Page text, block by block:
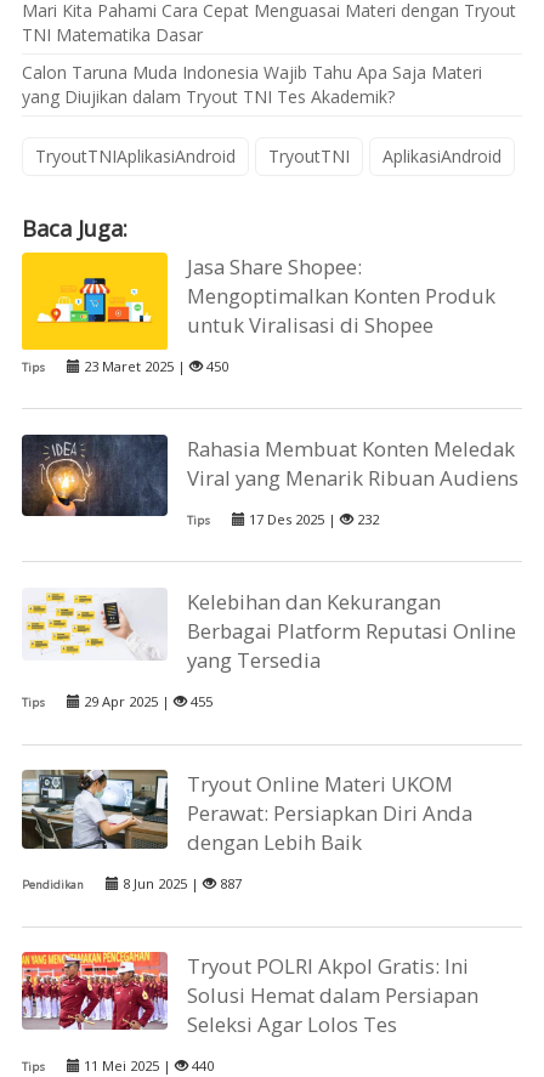
Mari Kita Pahami Cara Cepat Menguasai Materi dengan Tryout
TNI Matematika Dasar
Calon Taruna Muda Indonesia Wajib Tahu Apa Saja Materi
yang Diujikan dalam Tryout TNI Tes Akademik?
TryoutTNIAplikasiAndroid TryoutTNI AplikasiAndroid
Baca Juga:
Jasa Share Shopee:
Mengoptimalkan Konten Produk
untuk Viralisasi di Shopee
Tips 23 Maret 2025 | 450
Rahasia Membuat Konten Meledak
Viral yang Menarik Ribuan Audiens
Tips 17 Des 2025 | 232
Kelebihan dan Kekurangan
Berbagai Platform Reputasi Online
yang Tersedia
Tips 29 Apr 2025 | 455
Tryout Online Materi UKOM
Perawat: Persiapkan Diri Anda
dengan Lebih Baik
Pendidikan 8 Jun 2025 | 887
Tryout POLRI Akpol Gratis: Ini
Solusi Hemat dalam Persiapan
Seleksi Agar Lolos Tes
Tips 11 Mei 2025 | 440